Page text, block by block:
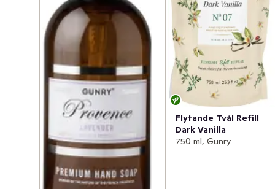
Flytande Tvål Refill
Dark Vanilla
750 ml, Gunry